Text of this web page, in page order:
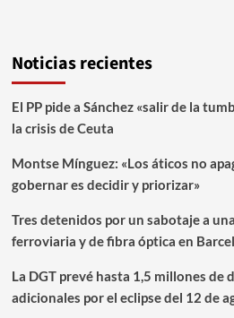
Noticias recientes
El PP pide a Sánchez «salir de la
la crisis de Ceuta
Montse Mínguez: «Los áticos no
gobernar es decidir y priorizar»
Tres detenidos por un sabotaje a
ferroviaria y de fibra óptica en
La DGT prevé hasta 1,5 millones de
adicionales por el eclipse del 12 de